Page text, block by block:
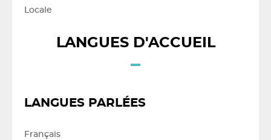
Locale
LANGUES D'ACCUEIL
LANGUES PARLÉES
Français